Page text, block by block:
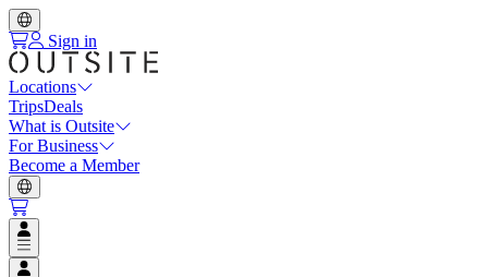
Sign in
Locations
TripsDeals
What is Outsite
For Business
Become a Member
Open user menu
Open user menu